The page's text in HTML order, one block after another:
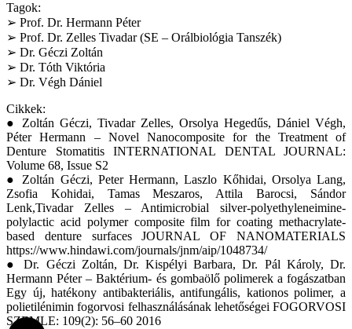
Tagok:
➢ Prof. Dr. Hermann Péter
➢ Prof. Dr. Zelles Tivadar (SE – Orálbiológia Tanszék)
➢ Dr. Géczi Zoltán
➢ Dr. Tóth Viktória
➢ Dr. Végh Dániel
Cikkek:
● Zoltán Géczi, Tivadar Zelles, Orsolya Hegedűs, Dániel Végh,
Péter Hermann – Novel Nanocomposite for the Treatment of
Denture Stomatitis INTERNATIONAL DENTAL JOURNAL:
Volume 68, Issue S2
● Zoltán Géczi, Peter Hermann, Laszlo Kőhidai, Orsolya Lang,
Zsofia Kohidai, Tamas Meszaros, Attila Barocsi, Sándor
Lenk,Tivadar Zelles – Antimicrobial silver-polyethyleneimine-
polylactic acid polymer composite film for coating methacrylate-
based denture surfaces JOURNAL OF NANOMATERIALS
https://www.hindawi.com/journals/jnm/aip/1048734/
● Dr. Géczi Zoltán, Dr. Kispélyi Barbara, Dr. Pál Károly, Dr.
Hermann Péter – Baktérium- és gombaölő polimerek a fogászatban
Egy új, hatékony antibakteriális, antifungális, kationos polimer, a
polietilénimin fogorvosi felhasználásának lehetőségei FOGORVOSI
SZEMLE: 109(2): 56–60 2016